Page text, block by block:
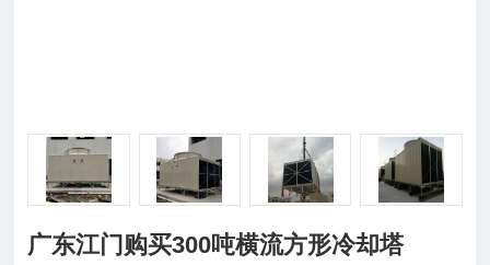
广东江门购买300吨横流方形冷却塔